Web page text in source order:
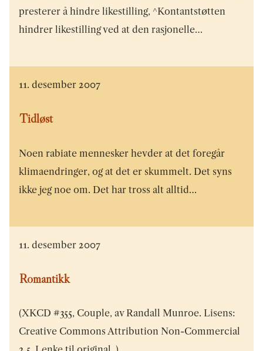
presterer å hindre likestilling, ^Kontantstøtten
hindrer likestilling ved at den rasjonelle…
11. desember 2007
Tidløst
Noen rabiate mennesker hevder at det foregår
klimaendringer, og at det er skummelt. Det syns
ikke jeg noe om. Det har tross alt alltid…
11. desember 2007
Romantikk
(XKCD #355, Couple, av Randall Munroe. Lisens:
Creative Commons Attribution Non-Commercial